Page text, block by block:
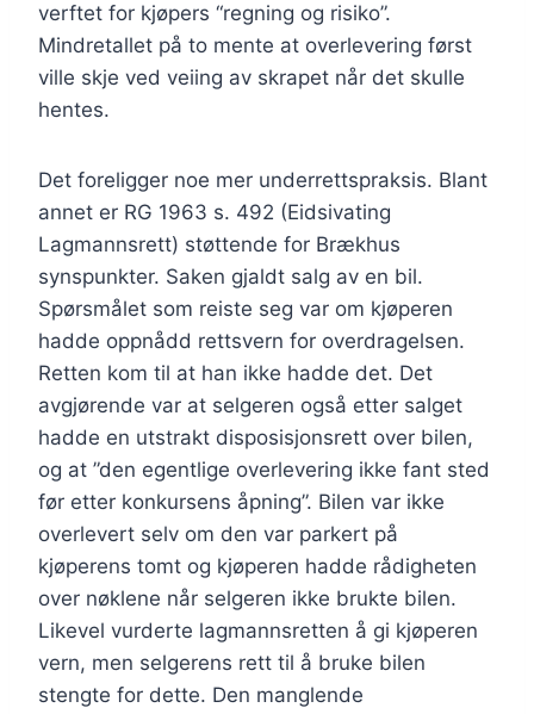
verftet for kjøpers “regning og risiko”.
Mindretallet på to mente at overlevering først
ville skje ved veiing av skrapet når det skulle
hentes.
Det foreligger noe mer underrettspraksis. Blant
annet er RG 1963 s. 492 (Eidsivating
Lagmannsrett) støttende for Brækhus
synspunkter. Saken gjaldt salg av en bil.
Spørsmålet som reiste seg var om kjøperen
hadde oppnådd rettsvern for overdragelsen.
Retten kom til at han ikke hadde det. Det
avgjørende var at selgeren også etter salget
hadde en utstrakt disposisjonsrett over bilen,
og at ”den egentlige overlevering ikke fant sted
før etter konkursens åpning”. Bilen var ikke
overlevert selv om den var parkert på
kjøperens tomt og kjøperen hadde rådigheten
over nøklene når selgeren ikke brukte bilen.
Likevel vurderte lagmannsretten å gi kjøperen
vern, men selgerens rett til å bruke bilen
stengte for dette. Den manglende